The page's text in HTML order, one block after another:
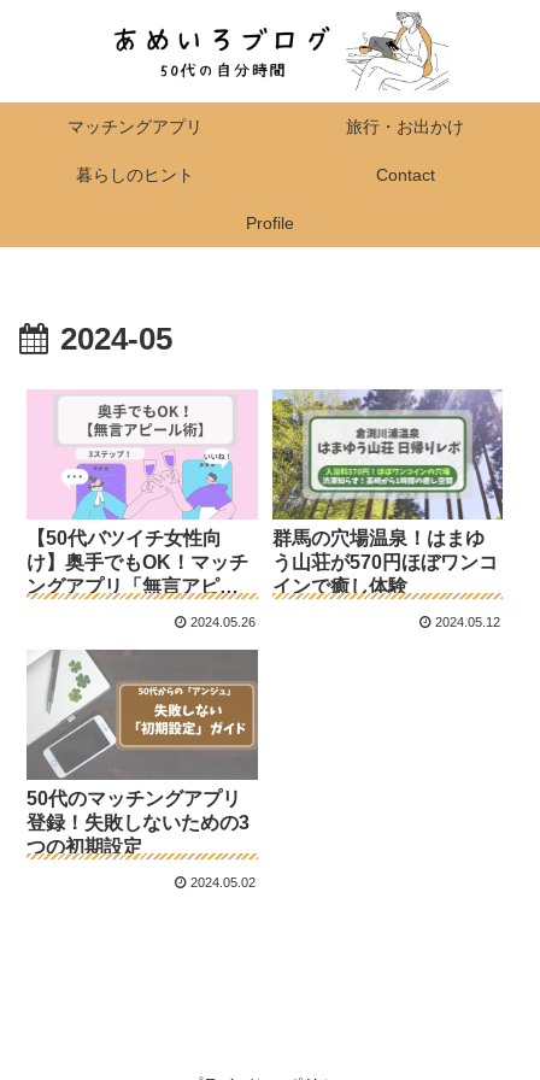
マッチングアプリ 旅行・お出かけ
暮らしのヒント Contact
Profile
2024-05
【50代バツイチ女性向
け】奥手でもOK！マッチ
ングアプリ「無言アピー
2024.05.26
群馬の穴場温泉！はまゆ
う山荘が570円ほぼワンコ
インで癒し体験
2024.05.12
50代のマッチングアプリ
登録！失敗しないための3
つの初期設定
2024.05.02